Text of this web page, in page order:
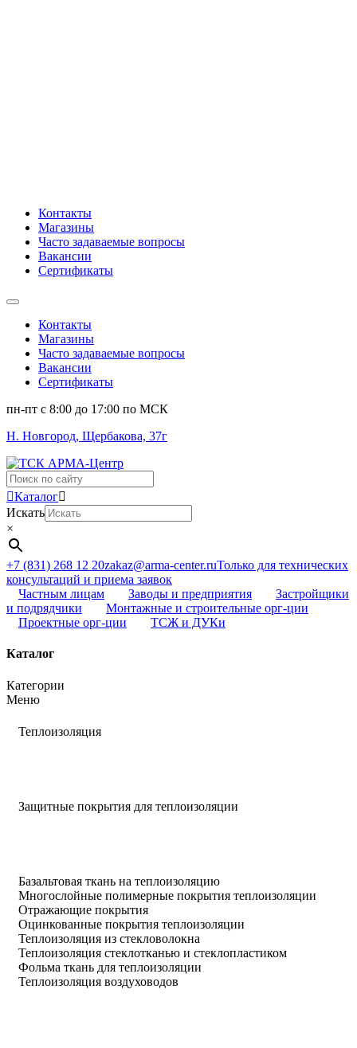
Контакты
Магазины
Часто задаваемые вопросы
Вакансии
Сертификаты
Контакты
Магазины
Часто задаваемые вопросы
Вакансии
Сертификаты
пн-пт c 8:00 до 17:00 по МСК
Н. Новгород, Щербакова, 37г
Поиск
...Каталог
Искать
×
+7 (831) 268 12 20zakaz@arma-center.ruТолько для технических
консультаций и приема заявок
Частным лицам
Заводы и предприятия
Застройщики
и подрядчики
Монтажные и строительные орг-ции
Проектные орг-ции
ТСЖ и ДУКи
Каталог
Категории
Меню
Теплоизоляция
Защитные покрытия для теплоизоляции
Базальтовая ткань на теплоизоляцию
Многослойные полимерные покрытия теплоизоляции
Отражающие покрытия
Оцинкованные покрытия теплоизоляции
Теплоизоляция из стекловолокна
Теплоизоляция стеклотканью и стеклопластиком
Фольма ткань для теплоизоляции
Теплоизоляция воздуховодов